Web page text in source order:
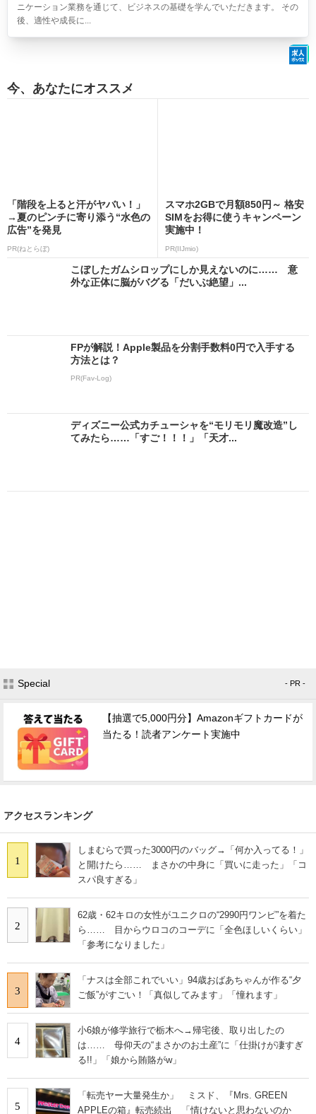
ニケーション業務を通じて、ビジネスの基礎を学んでいただきます。 その
後、適性や成長に...
今、あなたにオススメ
「階段を上ると汗がヤバい！」
→夏のピンチに寄り添う“水色の
広告”を発見
PR(ねとらぼ)
スマホ2GBで月額850円～ 格安
SIMをお得に使うキャンペーン
実施中！
PR(IIJmio)
こぼしたガムシロップにしか見えないのに…… 意
外な正体に脳がバグる「だいぶ絶望」...
FPが解説！Apple製品を分割手数料0円で入手する
方法とは？
PR(Fav-Log)
ディズニー公式カチューシャを“モリモリ魔改造”し
てみたら……「すご！！！」「天才...
Special - PR -
【抽選で5,000円分】Amazonギフトカードが
当たる！読者アンケート実施中
アクセスランキング
1
しまむらで買った3000円のバッグ→「何か入ってる！」
と開けたら…… まさかの中身に「買いに走った」「コ
スパ良すぎる」
2
62歳・62キロの女性がユニクロの“2990円ワンピ”を着た
ら…… 目からウロコのコーデに「全色ほしいくらい」
「参考になりました」
3
「ナスは全部これでいい」94歳おばあちゃんが作る“夕
ご飯”がすごい！「真似してみます」「憧れます」
4
小6娘が修学旅行で栃木へ→帰宅後、取り出したの
は…… 母仰天の“まさかのお土産”に「仕掛けが凄すぎ
る!!」「娘から賄賂がw」
5
「転売ヤー大量発生か」 ミスド、『Mrs. GREEN
APPLEの箱』転売続出 「情けないと思わないのか